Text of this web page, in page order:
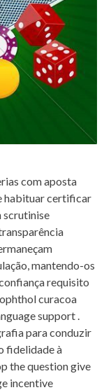
com aposta
habituar certificar
scrutinise
mantendo-os
requisito
curacoa
support .
para conduzir
fidelidade à
the question give
incentive